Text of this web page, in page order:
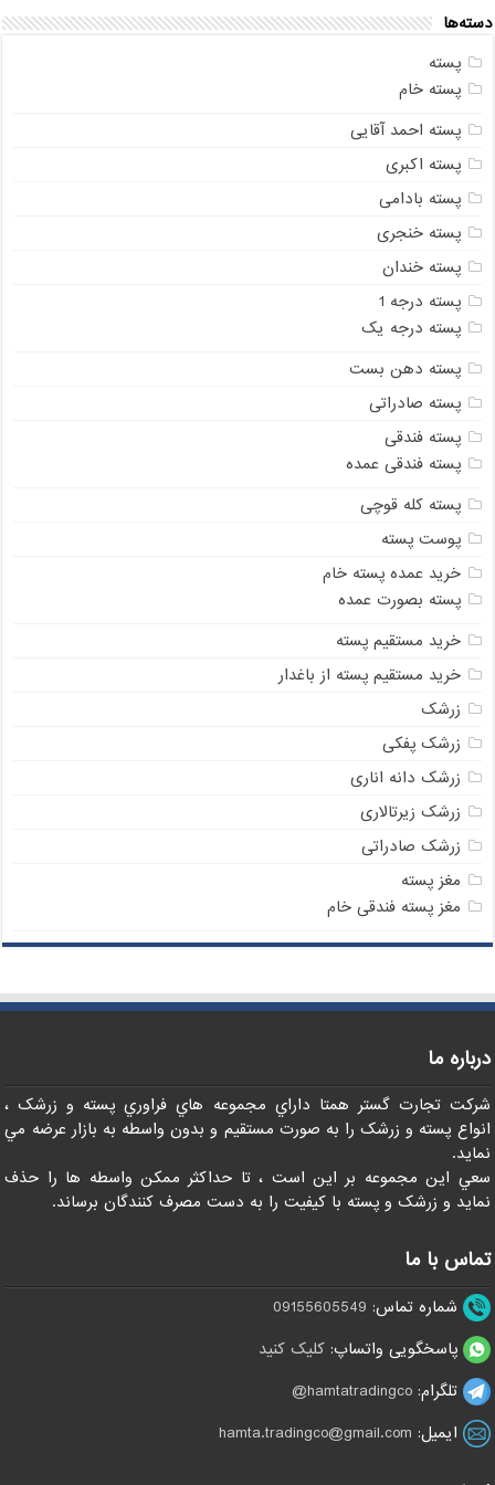
دسته‌ها
پسته
پسته خام
پسته احمد آقایی
پسته اکبری
پسته بادامی
پسته خنجری
پسته خندان
پسته درجه 1
پسته درجه یک
پسته دهن بست
پسته صادراتی
پسته فندقی
پسته فندقی عمده
پسته کله قوچی
پوست پسته
خرید عمده پسته خام
پسته بصورت عمده
خرید مستقیم پسته
خرید مستقیم پسته از باغدار
زرشک
زرشک پفکی
زرشک دانه اناری
زرشک زیرتالاری
زرشک صادراتی
مغز پسته
مغز پسته فندقی خام
درباره ما
شرکت تجارت گستر همتا داراي مجموعه هاي فراوري پسته و زرشک ،
انواع پسته و زرشک را به صورت مستقيم و بدون واسطه به بازار عرضه مي
نمايد.
سعي اين مجموعه بر اين است ، تا حداکثر ممکن واسطه ها را حذف
نمايد و زرشک و پسته با کيفيت را به دست مصرف کنندگان برساند.
تماس با ما
شماره تماس: 09155605549
پاسخگویی واتساپ:کلیک کنید
تلگرام:hamtatradingco@
ایمیل: hamta.tradingco@gmail.com